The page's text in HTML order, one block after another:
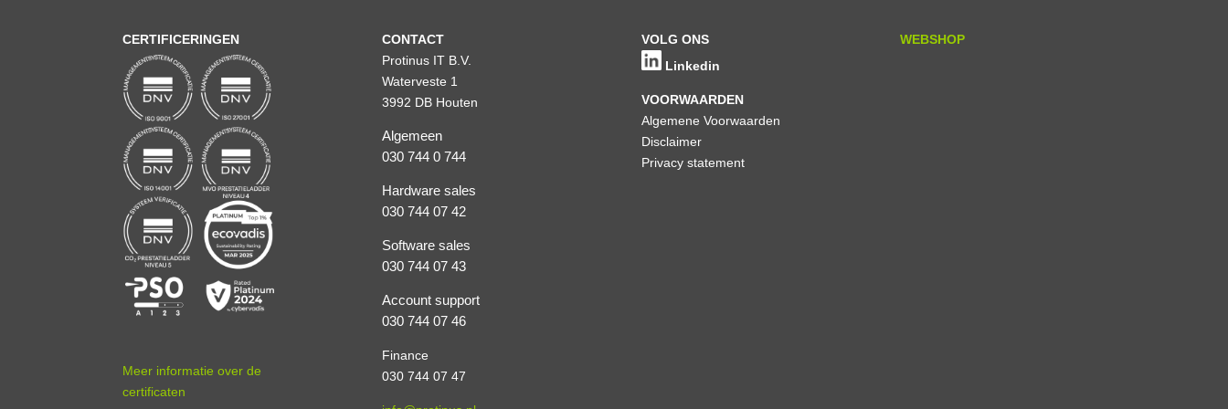
CERTIFICERINGEN
Meer informatie over de
certificaten
CONTACT
Protinus IT B.V.
Waterveste 1
3992 DB Houten
Algemeen
030 744 0 744
Hardware sales
030 744 07 42
Software sales
030 744 07 43
Account support
030 744 07 46
Finance
030 744 07 47
VOLG ONS
Linkedin
VOORWAARDEN
Algemene Voorwaarden
Disclaimer
Privacy statement
WEBSHOP